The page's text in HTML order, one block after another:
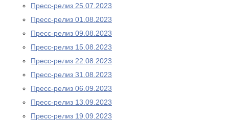
Пресс-релиз 25.07.2023
Пресс-релиз 01.08.2023
Пресс-релиз 09.08.2023
Пресс-релиз 15.08.2023
Пресс-релиз 22.08.2023
Пресс-релиз 31.08.2023
Пресс-релиз 06.09.2023
Пресс-релиз 13.09.2023
Пресс-релиз 19.09.2023